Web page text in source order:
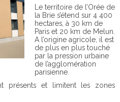
Le territoire de l’Orée de
la Brie s’étend sur 4 400
hectares, à 30 km de
Paris et 20 km de Melun.
A l’origine agricole, il est
de plus en plus touché
par la pression urbaine
de l’agglomération
parisienne.
présents et limitent les zones